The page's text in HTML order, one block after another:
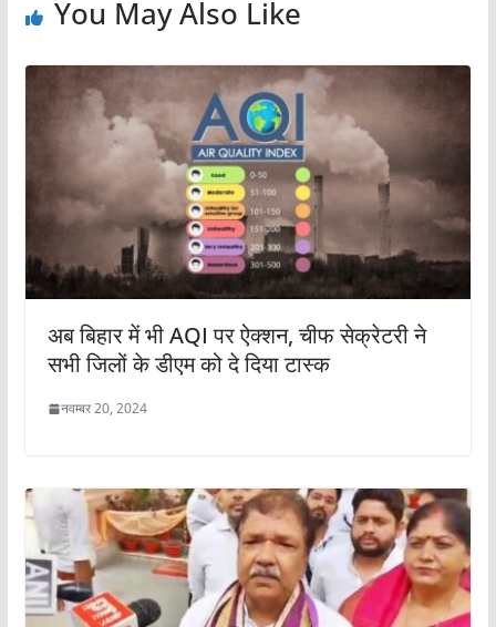
You May Also Like
अब बिहार में भी AQI पर ऐक्शन, चीफ सेक्रेटरी ने
सभी जिलों के डीएम को दे दिया टास्क
नवम्बर 20, 2024